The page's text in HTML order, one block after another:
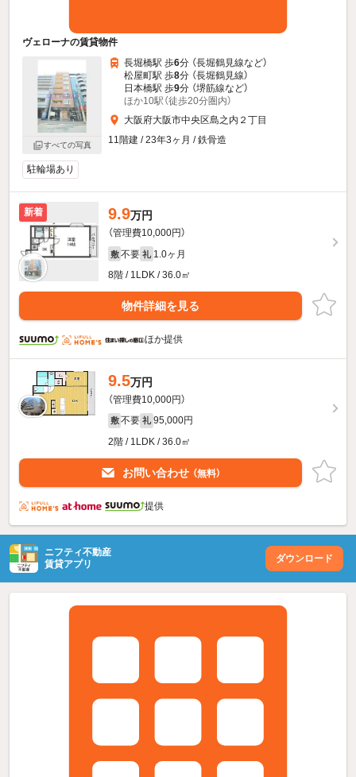
ヴェローナの賃貸物件
すべての写真
長堀橋駅 歩6分 （長堀鶴見線など）
松屋町駅 歩8分 （長堀鶴見線）
日本橋駅 歩9分 （堺筋線など）
ほか10駅（徒歩20分圏内）
大阪府大阪市中央区島之内２丁目
11階建 / 23年3ヶ月 / 鉄骨造
駐輪場あり
新着 9.9万円
（管理費10,000円）
敷 不要 礼 1.0ヶ月
8階 / 1LDK / 36.0㎡
物件詳細を見る
ほか提供
9.5万円
（管理費10,000円）
敷 不要 礼 95,000円
2階 / 1LDK / 36.0㎡
お問い合わせ （無料）
提供
ニフティ不動産
賃貸アプリ
ダウンロード